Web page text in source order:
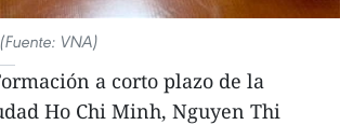
VNA)
a corto plazo de la
Ho Chi Minh, Nguyen Thi